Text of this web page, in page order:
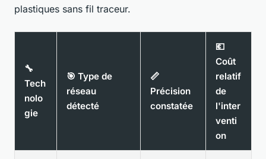
plastiques sans fil traceur.
🔧
Tech
nolo
gie
🎯 Type de
réseau
détecté
📏
Précision
constatée
💶
Coût
relatif
de
l'inter
venti
on